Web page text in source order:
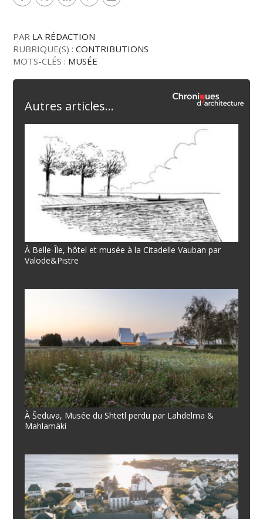
PAR LA RÉDACTION
RUBRIQUE(S) :CONTRIBUTIONS
MOTS-CLÉS : MUSÉE
Autres articles...
À Belle-Île, hôtel et musée à la Citadelle Vauban par
Valode&Pistre
À Šeduva, Musée du Shtetl perdu par Lahdelma &
Mahlamäki